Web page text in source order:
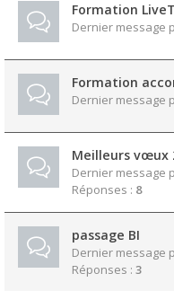
Formation
Dernier message
Formation
Dernier message
Meilleurs vœux
Dernier message
Réponses : 8
passage BI
Dernier message
Réponses : 3